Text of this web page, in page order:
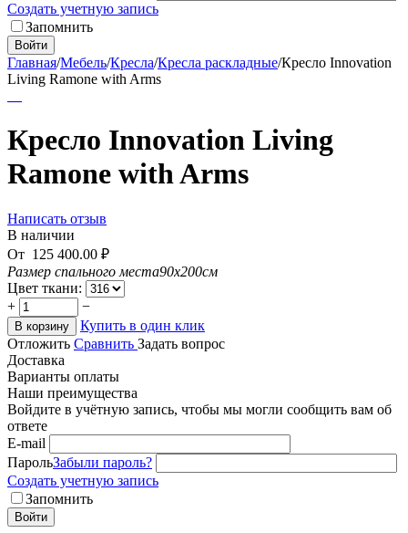
Создать учетную запись
Запомнить
Войти
Главная/Мебель/Кресла/Кресла раскладные/Кресло Innovation
Living Ramone with Arms
Кресло Innovation Living
Ramone with Arms
Написать отзыв
В наличии
От 125 400.00 ₽
Размер спального места90x200см
Цвет ткани:
+
−
В корзину
Купить в один клик
Отложить Сравнить Задать вопрос
Доставка
Варианты оплаты
Наши преимущества
Войдите в учётную запись, чтобы мы могли сообщить вам об
ответе
E-mail
ПарольЗабыли пароль?
Создать учетную запись
Запомнить
Войти